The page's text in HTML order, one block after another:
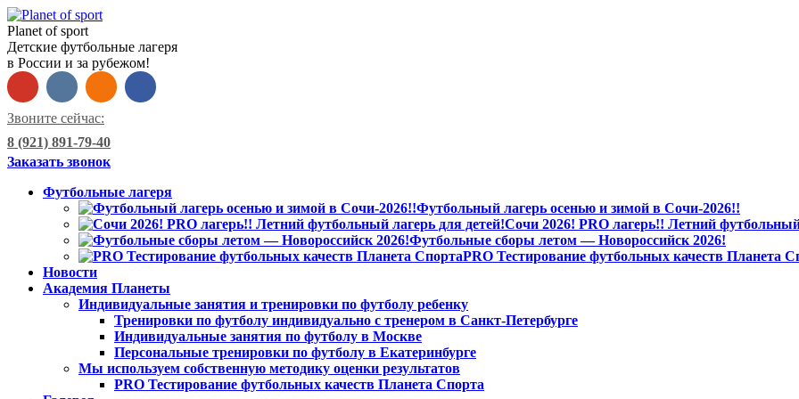
Planet of sport
Детские футбольные лагеря
в России и за рубежом!
Звоните сейчас:
8 (921) 891-79-40
Заказать звонок
Футбольные лагеря
Футбольный лагерь осенью и зимой в Сочи-2026!!
Сочи 2026! PRO лагерь!! Летний футбольный
Футбольные сборы летом — Новороссийск 2026!
PRO Тестирование футбольных качеств Планета
Новости
Академия Планеты
Индивидуальные занятия и тренировки по футболу ребенку
Тренировки по футболу индивидуально с тренером в Санкт-Петербурге
Индивидуальные занятия по футболу в Москве
Персональные тренировки по футболу в Екатеринбурге
Мы используем собственную методику оценки результатов
PRO Тестирование футбольных качеств Планета Спорта